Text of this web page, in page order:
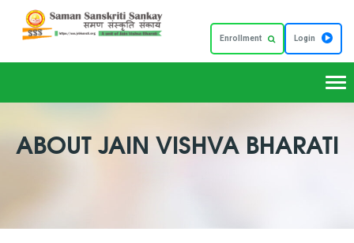
Enrollment Login
ABOUT JAIN VISHVA BHARATI